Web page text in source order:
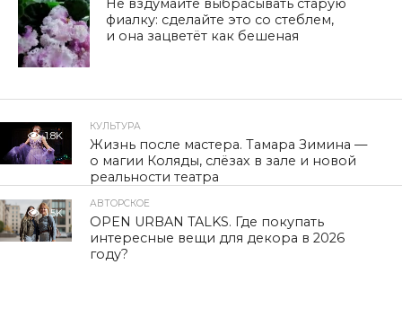
фиалку: сделайте это со стеблем,
и она зацветёт как бешеная
1.8K
КУЛЬТУРА
Жизнь после мастера. Тамара Зимина —
о магии Коляды, слёзах в зале и новой
реальности театра
1.5K
АВТОРСКОЕ
OPEN URBAN TALKS. Где покупать
интересные вещи для декора в 2026
году?